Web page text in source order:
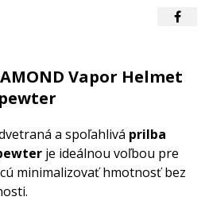
Vapor Helmet
pewter
a spoľahlivá prilba
je ideálnou voľbou pre
minimalizovať hmotnosť bez